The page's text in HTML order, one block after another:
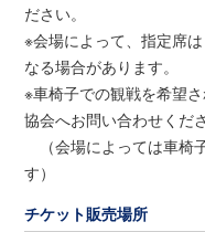
ださい。
※会場によって、指定席
なる場合があります。
※車椅子での観戦を希望
協会へお問い合わせくだ
（会場によっては車椅
す）
チケット販売場所